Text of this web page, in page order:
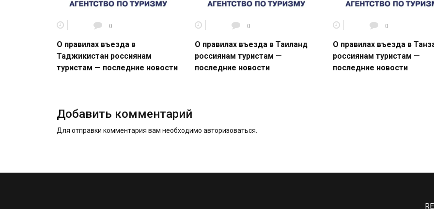
0
О правилах въезда в
Таджикистан россиянам
туристам — последние новости
0
О правилах въезда в Таиланд
россиянам туристам —
последние новости
0
О правилах въезда в
россиянам туристам —
последние новости
Добавить комментарий
Для отправки комментария вам необходимо авторизоваться